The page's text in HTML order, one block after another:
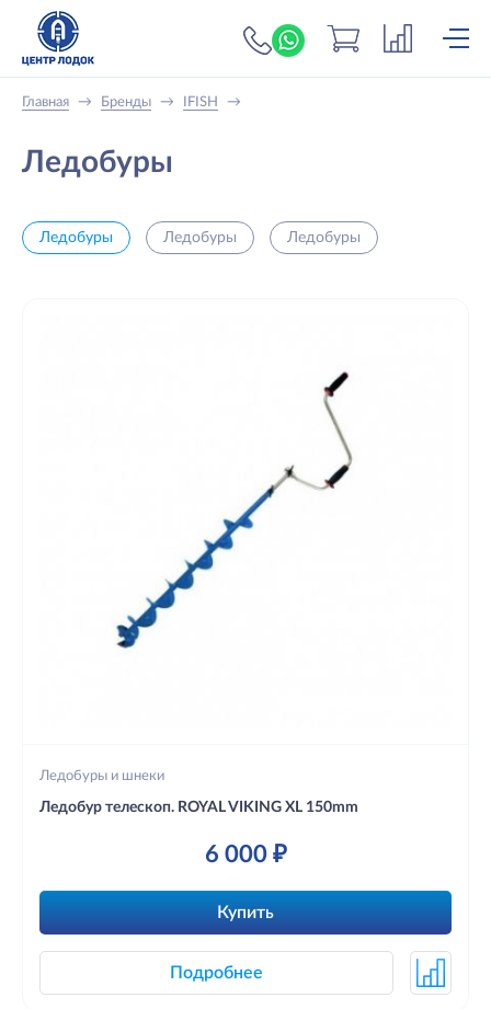
+7 (919) 698-56-
Главная → Бренды → IFISH →
Ледобуры
Ледобуры Ледобуры Ледобуры
Ледобуры и шнеки
Ледобур телескоп. ROYAL VIKING XL 150mm
6 000 ₽
Купить
Подробнее